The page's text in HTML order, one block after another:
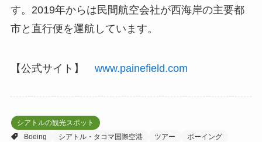
す。2019年からは民間航空会社が西海岸の主要都
市と直行便を運航しています。
【公式サイト】 www.painefield.com
シアトルの観光スポット
Boeing
シアトル・タコマ国際空港 ツアー
ボーイング